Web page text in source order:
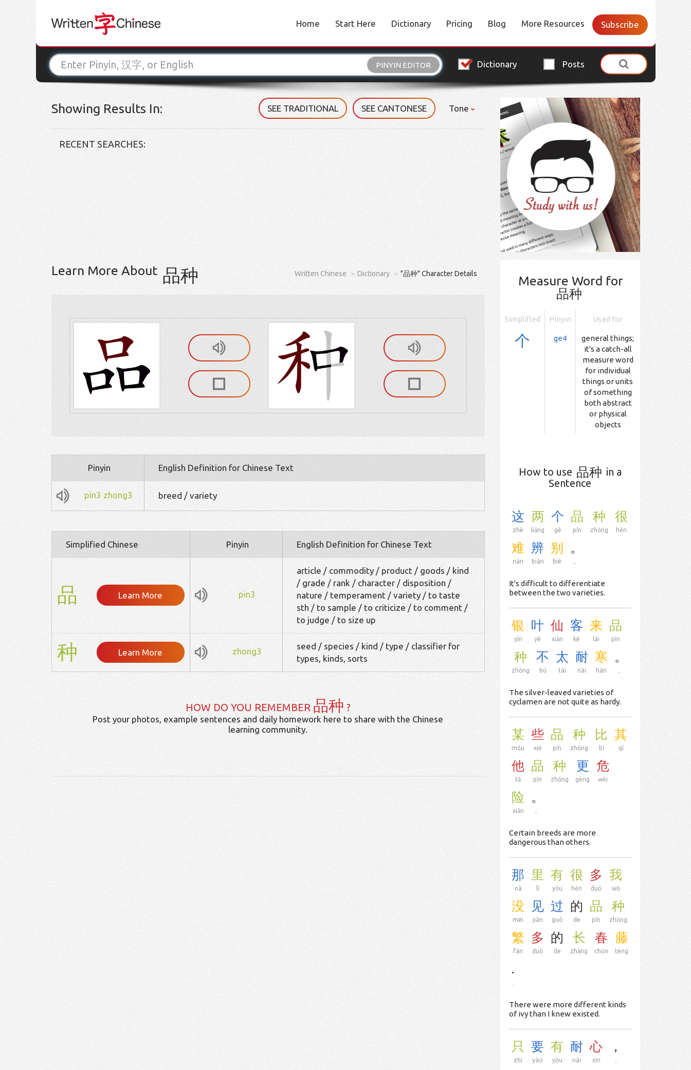
Home Start Here Dictionary Pricing Blog More Resources Subscribe
PINYIN EDITOR Dictionary Posts
Showing Results In: SEE TRADITIONAL SEE CANTONESE Tone
RECENT SEARCHES:
Learn More About 品种 Written Chinese Dictionary "品种" Character Details
Pinyin English Definition for Chinese Text
pin3 zhong3 breed / variety
Simplified Chinese Pinyin English Definition for Chinese Text
品 Learn More pin3
article / commodity / product / goods / kind
/ grade / rank / character / disposition /
nature / temperament / variety / to taste
sth / to sample / to criticize / to comment /
to judge / to size up
种 Learn More zhong3
seed / species / kind / type / classifier for
types, kinds, sorts
HOW DO YOU REMEMBER 品种 ?
Post your photos, example sentences and daily homework here to share with the Chinese
learning community.
Measure Word for
品种
Simplified Pinyin Used for
个 ge4
general things;
it's a catch-all
measure word
for individual
things or units
of something
both abstract
or physical
objects
How to use 品种 in a
Sentence
这
zhè
两
liǎng
个
gè
品
pǐn
种
zhǒng
很
hěn
难
nán
辨
biàn
别
bié
。
It's difficult to differentiate
between the two varieties.
银
yín
叶
yè
仙
xiān
客
kè
来
lái
品
pǐn
种
zhǒng
不
bù
太
tài
耐
nài
寒
hán
。
The silver-leaved varieties of
cyclamen are not quite as hardy.
某
mǒu
些
xiē
品
pǐn
种
zhǒng
比
bǐ
其
qí
他
tā
品
pǐn
种
zhǒng
更
gèng
危
wēi
险
xiǎn
。
Certain breeds are more
dangerous than others.
那
nà
里
lǐ
有
yǒu
很
hěn
多
duō
我
wǒ
没
méi
见
jiàn
过
guò
的
de
品
pǐn
种
zhǒng
繁
fán
多
duō
的
de
长
zhǎng
春
chūn
藤
téng
.
.
There were more different kinds
of ivy than I knew existed.
只
zhǐ
要
yào
有
yǒu
耐
nài
心
xīn
，
，